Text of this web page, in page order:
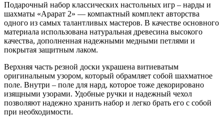
Подарочный набор классических настольных игр – нарды и
шахматы «Арарат 2» — компактный комплект авторства
одного из самых талантливых мастеров. В качестве основного
материала использована натуральная древесина высокого
качества, дополненная надежными медными петлями и
покрытая защитным лаком.
Верхняя часть резной доски украшена витиеватым
оригинальным узором, который обрамляет собой шахматное
поле. Внутри – поле для нард, которое тоже декорировано
изящными узорами. Удобные ручки и надежный чехол
позволяют надежно хранить набор и легко брать его с собой
при необходимости.